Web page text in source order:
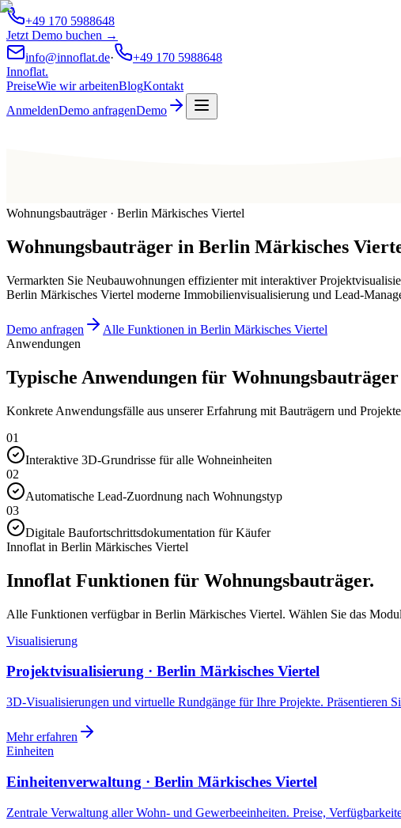
+49 170 5988648
Jetzt Demo buchen →
info@innoflat.de·
+49 170 5988648
Innoflat.
PreiseWie wir arbeitenBlogKontakt
AnmeldenDemo anfragenDemo
Wohnungsbauträger · Berlin Märkisches Viertel
Wohnungsbauträger in Berlin Märkisches
Vermarkten Sie Neubauwohnungen effizienter mit interaktiver
Berlin Märkisches Viertel moderne Immobilienvisualisierung und Lead-
Demo anfragen
Alle Funktionen in Berlin Märkisches Viertel
Anwendungen
Typische Anwendungen für
Konkrete Anwendungsfälle aus unserer Erfahrung mit Bauträgern und
01
Interaktive 3D-Grundrisse für alle Wohneinheiten
02
Automatische Lead-Zuordnung nach Wohnungstyp
03
Digitale Baufortschrittsdokumentation für Käufer
Innoflat in Berlin Märkisches Viertel
Innoflat Funktionen für Wohnungsbauträger.
Alle Funktionen verfügbar in Berlin Märkisches Viertel. Wählen Sie das
Visualisierung
Projektvisualisierung · Berlin Märkisches Viertel
3D-Visualisierungen und virtuelle Rundgänge für Ihre Projekte. Präsentieren
Mehr erfahren
Einheiten
Einheitenverwaltung · Berlin Märkisches Viertel
Zentrale Verwaltung aller Wohn- und Gewerbeeinheiten. Preise,